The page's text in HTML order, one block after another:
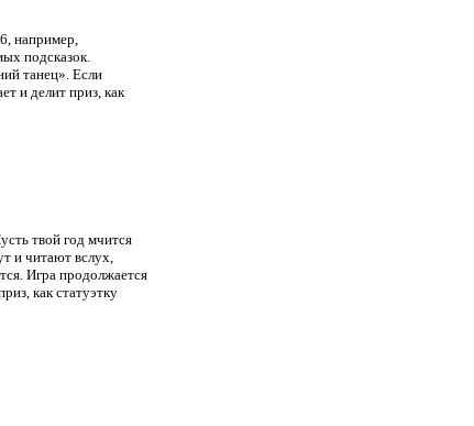
например,
подсказок.
танец». Если
и делит приз, как
твой год мчится
и читают вслух,
Игра продолжается
как статуэтку